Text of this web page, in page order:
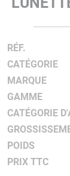
RÉF.
CATÉGORIE
MARQUE
GAMME
CATÉGORIE
POIDS
PRIX TTC